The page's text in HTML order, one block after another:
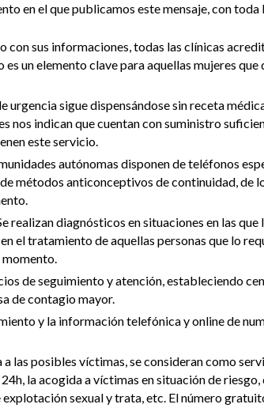
en el que publicamos este mensaje, con
con sus informaciones, todas las clínicas
un elemento clave para aquellas mujeres
urgencia sigue dispensándose sin receta
nos indican que cuentan con suministro
este servicio.
autónomas disponen de teléfonos
métodos anticonceptivos de continuidad, de
realizan diagnósticos en situaciones en las
el tratamiento de aquellas personas que lo
momento.
de seguimiento y atención, estableciendo
de contagio mayor.
y la información telefónica y online de
las posibles víctimas, se consideran como
la acogida a víctimas en situación de
sexual y trata, etc. El número